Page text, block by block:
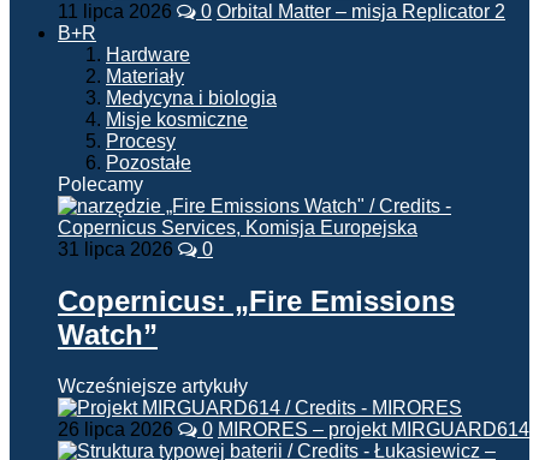
11 lipca 2026 0 Orbital Matter – misja Replicator 2
B+R
Hardware
Materiały
Medycyna i biologia
Misje kosmiczne
Procesy
Pozostałe
Polecamy
31 lipca 2026 0
Copernicus: „Fire Emissions
Watch”
Wcześniejsze artykuły
26 lipca 2026 0 MIRORES – projekt MIRGUARD614